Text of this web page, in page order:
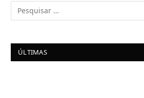
ÚLTIMAS